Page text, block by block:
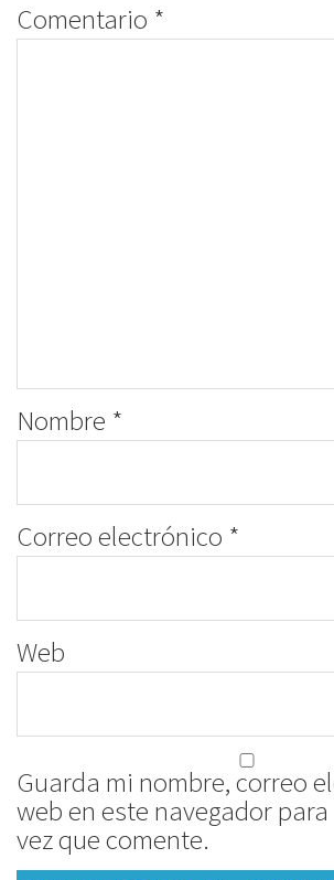
Comentario *
Nombre *
Correo electrónico *
Web
Guarda mi nombre, correo
web en este navegador
vez que comente.